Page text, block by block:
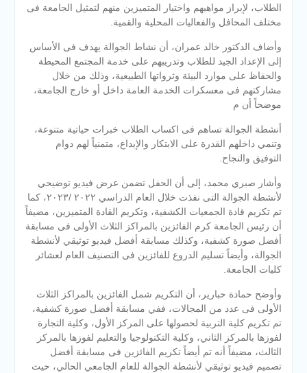
الطلاب، لإبراز مواهبهم واختيار المتميزين منهم لتمثيل الجامعة فى
مختلف المحافل والفعاليات المحلية والقمية.
وأضاف الدكتور خالد عمران، أن نشاط الجوالة يهدف فى الأساس
إلى الإعداد الجيد للطلاب وتدريبهم على خدمة المجتمع المحيطة
والحفاظ على موارد البيئة وثرواتها الطبيعية، وذلك من خلال
مشاركتهم فى معسكرات الخدمة العامة داخل أو خارج الجامعة،
موضحاً أن م
أنشطة الجوالة تساهم فى اكساب الطلاب خبرات حياتية متنوعة،
وتنمي داخلهم القدرة على الابتكار والإبداع، متمنياً لهم دوام
التوفيق والنجاح.
وأشار صبري محمد، إلى أن الحفل تضمن عرض فيديو توضيحي
لأنشطة الجوالة التى نفذت خلال العام الدراسي ٢٠٢٢ /٢٠٢٣، كما
تم تكريم قادة الجمعيات الكشفية، وتكريم القادة المتميزين، مضيفاً
أن رئيس الجامعة كرم الفائزين بالمراكز الثلاث الأولى فى مسابقة
أفضل صورة كشفية، وكذلك مسابقة أفضل فيديو توثيقي لأنشطة
الجوالة، وأيضاً تسليم الدروع للفائزين فى التصنيف العام لعشائر
كليات الجامعة.
وأوضح حمادة حبارير، أن التكريم شمل الفائزين بالمراكز الثلاث
الأولى فى عدد من المجالات، ففي مسابقة أفضل صورة كشفية،
تم تكريم كلية التربية لحصولها على المركز الأول، وكلية التجارة
لفوزها بالمركز الثاني، وكلية التكنولوجيا والتعليم لفوزها بالمركز
الثالث، مضيفاً أنه تم أيضاً تكريم الفائزين فى مسابقة أفضل
تصميم فيديو توثيقي لأنشطة الجوالة للعام الجامعي الحالي، حيث